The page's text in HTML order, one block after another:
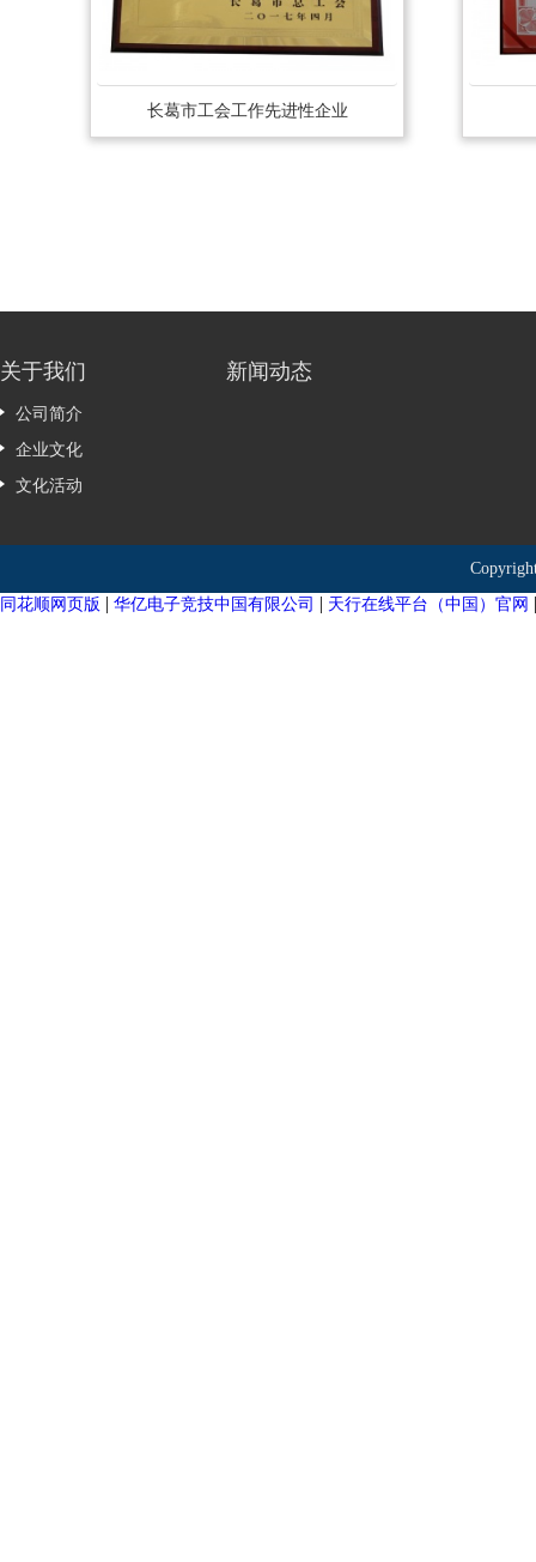
长葛市工会工作先进性企业
关于我们
公司简介
企业文化
文化活动
新闻动态
同花顺网页版 | 华亿电子竞技中国有限公司 | 天行在线平台（中国）官网